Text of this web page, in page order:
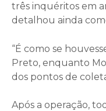
três inquéritos em
detalhou ainda
“É como se
Preto, enquanto
dos pontos de
Após a operação,